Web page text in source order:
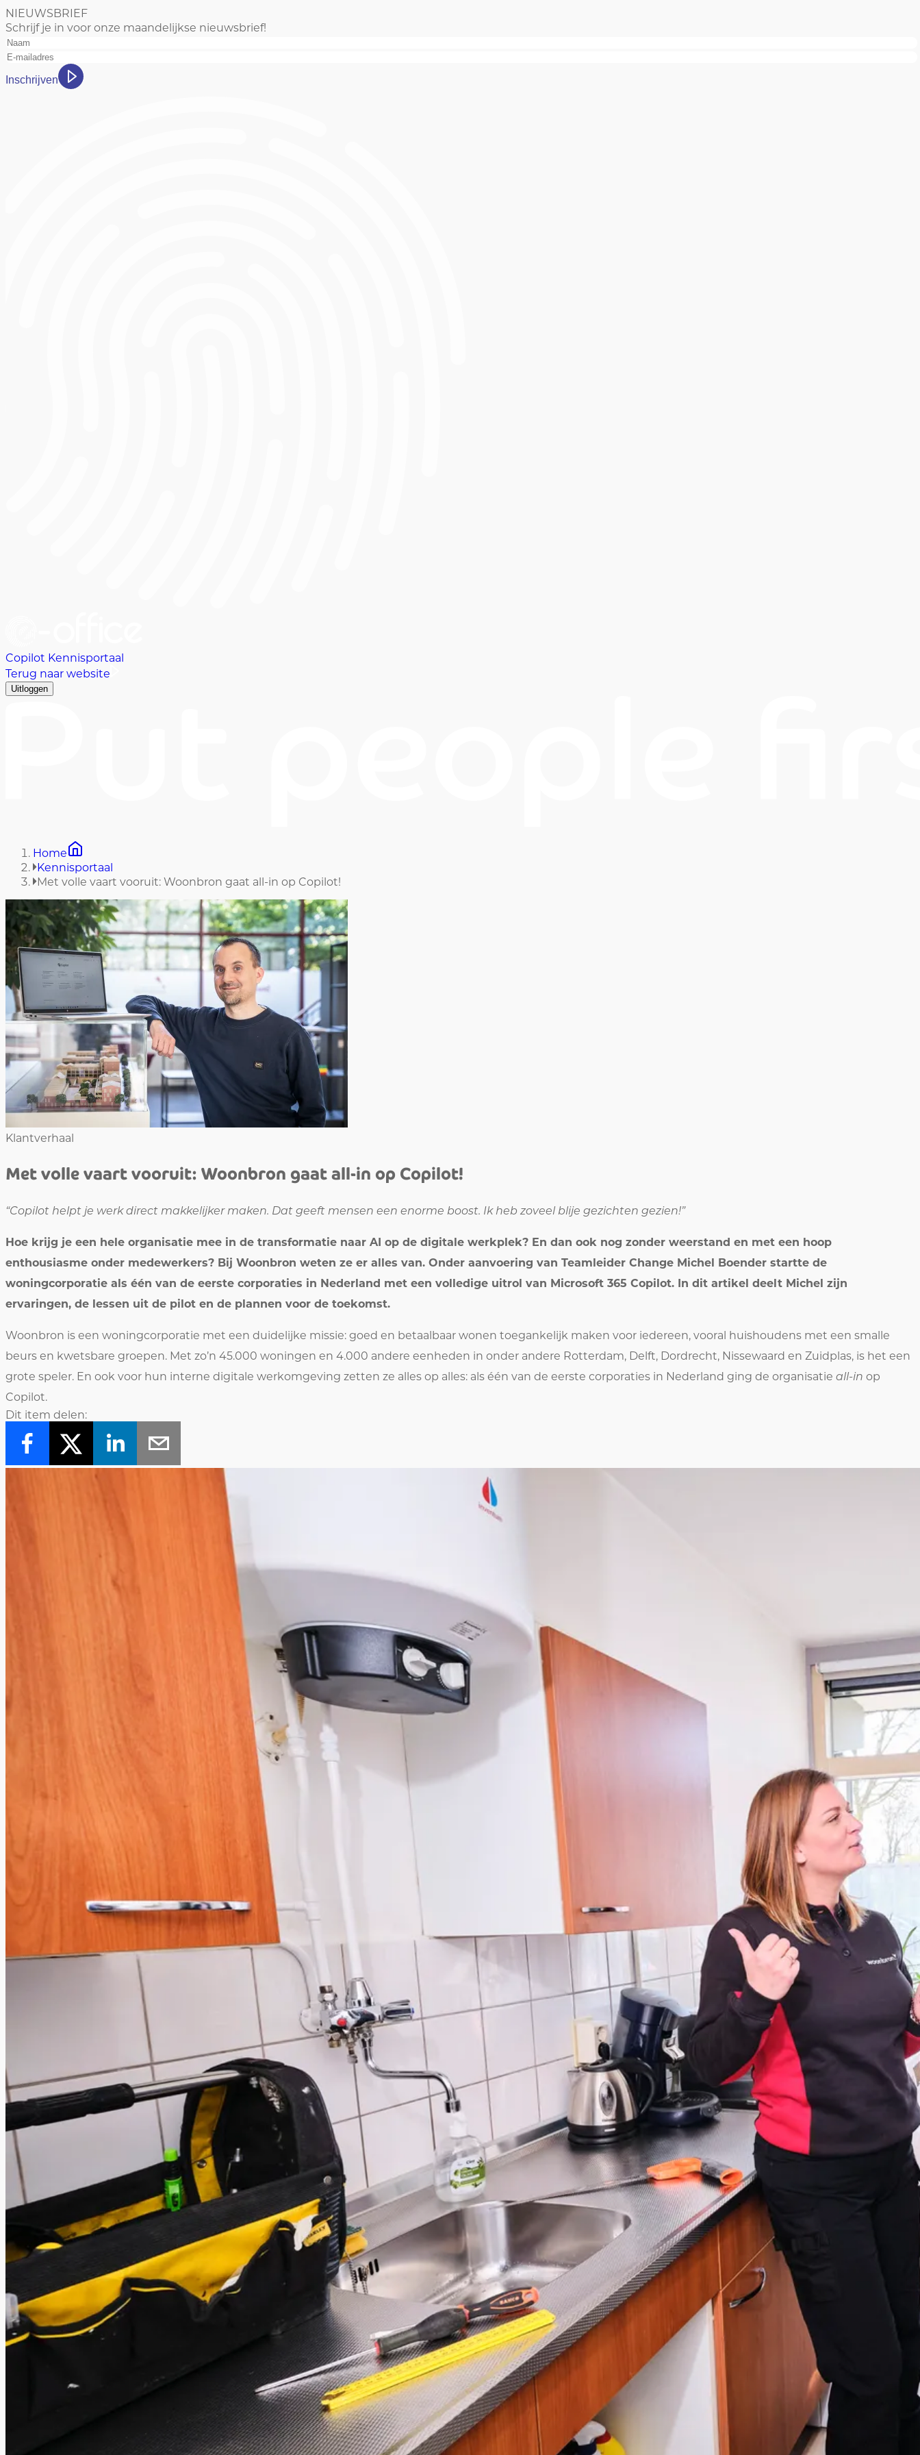
NIEUWSBRIEF
Schrijf je in voor onze maandelijkse nieuwsbrief!
Inschrijven
Copilot Kennisportaal
Terug naar website
Uitloggen
Home
Kennisportaal
Met volle vaart vooruit: Woonbron gaat all-in op Copilot!
Klantverhaal
Met volle vaart vooruit: Woonbron gaat all-in op Copilot!
“Copilot helpt je werk direct makkelijker maken. Dat geeft mensen een enorme boost. Ik heb zoveel blije gezichten gezien!”
Hoe krijg je een hele organisatie mee in de transformatie naar AI op de digitale werkplek? En dan ook nog zonder weerstand en met een hoop
enthousiasme onder medewerkers? Bij Woonbron weten ze er alles van. Onder aanvoering van Teamleider Change Michel Boender startte de
woningcorporatie als één van de eerste corporaties in Nederland met een volledige uitrol van Microsoft 365 Copilot. In dit artikel deelt Michel zijn
ervaringen, de lessen uit de pilot en de plannen voor de toekomst.
Woonbron is een woningcorporatie met een duidelijke missie: goed en betaalbaar wonen toegankelijk maken voor iedereen, vooral huishoudens met een smalle
beurs en kwetsbare groepen. Met zo’n 45.000 woningen en 4.000 andere eenheden in onder andere Rotterdam, Delft, Dordrecht, Nissewaard en Zuidplas, is het een
grote speler. En ook voor hun interne digitale werkomgeving zetten ze alles op alles: als één van de eerste corporaties in Nederland ging de organisatie all-in op
Copilot.
Dit item delen: